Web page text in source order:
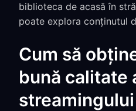
biblioteca de acasă în
poate explora conținutul
Cum să
bună calitate